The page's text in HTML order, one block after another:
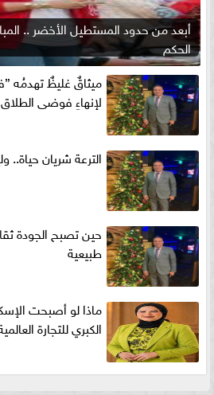
أبعد من حدود المستطيل الأخضر ..
الحكم
ميثاقٌ غليظٌ تهدمُه
لإنهاءِ فوضى
الترعة شريان
حين تصبح الجودة
طبيعية
ماذا لو أصبحت
الكبري للتجارة